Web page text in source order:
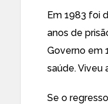
Em 1983 foi
anos de
Governo em
saúde. Viveu
Se o